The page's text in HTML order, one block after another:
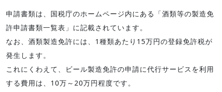
申請書類は、国税庁のホームページ内にある「酒類等の製造免
許申請書類一覧表」に記載されています。
なお、酒類製造免許には、1種類あたり15万円の登録免許税が
発生します。
これにくわえて、ビール製造免許の申請に代行サービスを利用
する費用は、10万～20万円程度です。